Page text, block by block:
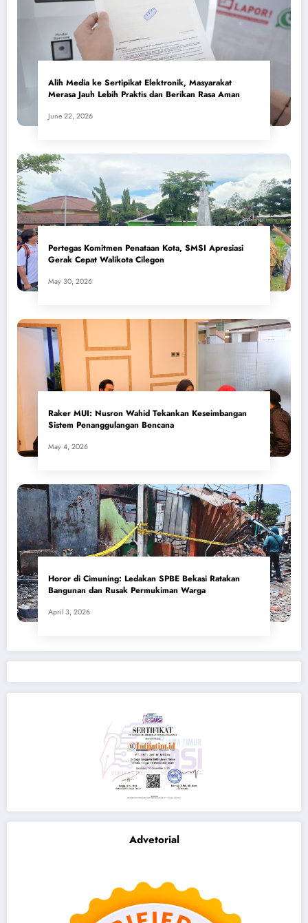
Alih Media ke Sertipikat Elektronik, Masyarakat
Merasa Jauh Lebih Praktis dan Berikan Rasa Aman
June 22, 2026
Pertegas Komitmen Penataan Kota, SMSI Apresiasi
Gerak Cepat Walikota Cilegon
May 30, 2026
​Raker MUI: Nusron Wahid Tekankan Keseimbangan
Sistem Penanggulangan Bencana
May 4, 2026
Horor di Cimuning: Ledakan SPBE Bekasi Ratakan
Bangunan dan Rusak Permukiman Warga
April 3, 2026
Advetorial